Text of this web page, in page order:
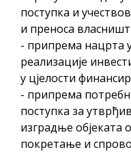
поступка и
и преноса
- припрема нацрта
реализације
у цјелости
- припрема
поступка за
изградње објеката
покретање и